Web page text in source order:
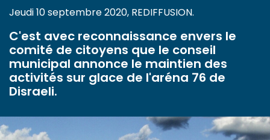
Jeudi 10 septembre 2020, REDIFFUSION.
C'est avec reconnaissance envers le
comité de citoyens que le conseil
municipal annonce le maintien des
activités sur glace de l'aréna 76 de
Disraeli.